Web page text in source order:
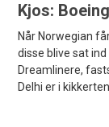
Kjos:
Når Norwegian
disse blive sat
Dreamlinere,
Delhi er i